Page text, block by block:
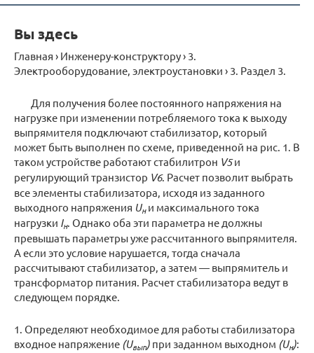
Вы здесь
Главная › Инженеру-конструктору › 3.
Электрооборудование, электроустановки › 3. Раздел 3.
Для получения более постоянного напряжения на
нагрузке при изменении потребляемого тока к выходу
выпрямителя подключают стабилизатор, который
может быть выполнен по схеме, приведенной на рис. 1. В
таком устройстве работают стабилитрон V5и
регулирующий транзистор V6. Расчет позволит выбрать
все элементы стабилизатора, исходя из заданного
выходного напряжения Uни максимального тока
нагрузки Iн. Однако оба эти параметра не должны
превышать параметры уже рассчитанного выпрямителя.
А если это условие нарушается, тогда сначала
рассчитывают стабилизатор, а затем — выпрямитель и
трансформатор питания. Расчет стабилизатора ведут в
следующем порядке.
1. Определяют необходимое для работы стабилизатора
входное напряжение (Uвып) при заданном выходном (Uн):